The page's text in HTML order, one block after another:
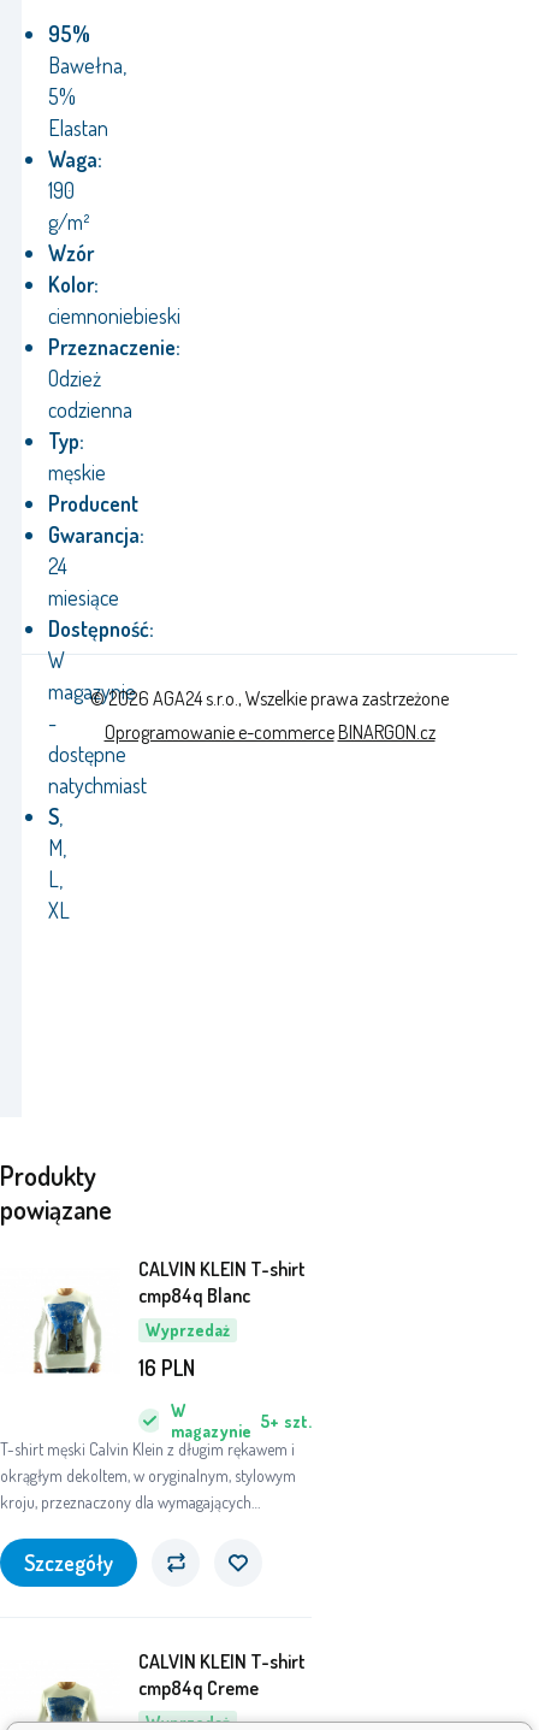
95%
Bawełna,
5%
Elastan
Waga:
190
g/m²
Wzór
Kolor:
ciemnoniebieski
Przeznaczenie:
Odzież
codzienna
Typ:
męskie
Producent
Gwarancja:
24
miesiące
Dostępność:
W
magazynie
-
dostępne
natychmiast
S
M,
L,
XL
Produkty
powiązane
Wyprzedaż
CALVIN KLEIN T-shirt
cmp84q Blanc
T-shirt męski Calvin Klein z długim rękawem i
okrągłym dekoltem, w oryginalnym, stylowym
kroju, przeznaczony dla wymagających
W
magazynie 5+ szt.
16 PLN
Szczegóły
Wyprzedaż
CALVIN KLEIN T-shirt
cmp84q Creme
© 2026 AGA24 s.r.o., Wszelkie prawa zastrzeżone
Oprogramowanie e-commerceBINARGON.cz